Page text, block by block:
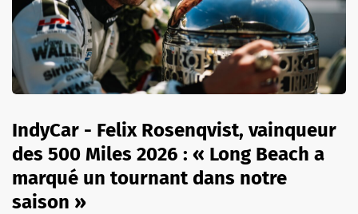
IndyCar - Felix Rosenqvist, vainqueur
des 500 Miles 2026 : « Long Beach a
marqué un tournant dans notre
saison »